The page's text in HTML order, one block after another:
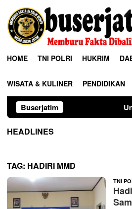
HOME TNI POLRI HUKRIM
WISATA & KULINER PENDIDIKAN
Buserjatim Universitas
HEADLINES
TAG: HADIRI MMD
TNI